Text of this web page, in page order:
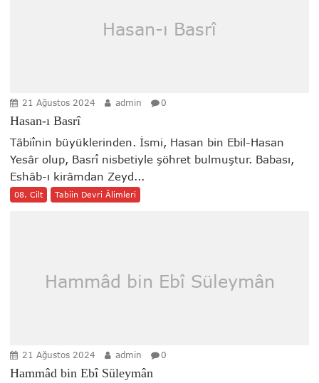
Hasan-ı Basrî
21 Ağustos 2024 admin 0
Hasan-ı Basrî
Tâbiînin büyüklerinden. İsmi, Hasan bin Ebil-Hasan
Yesâr olup, Basrî nisbetiyle şöhret bulmuştur. Babası,
Eshâb-ı kirâmdan Zeyd...
08. Cilt Tabiin Devri Âlimleri
Hammâd bin Ebî Süleymân
21 Ağustos 2024 admin 0
Hammâd bin Ebî Süleymân